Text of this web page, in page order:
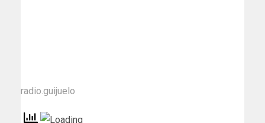
radio.guijuelo